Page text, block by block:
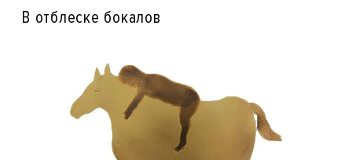
В отблеске бокалов